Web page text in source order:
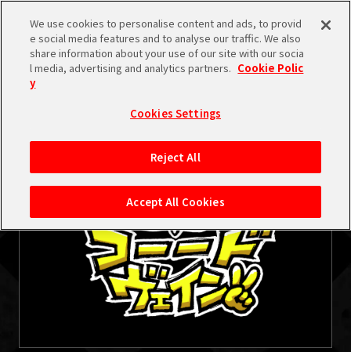
検索
みんなのコーードヴェイン✌
We use cookies to personalise content and ads, to provid
e social media features and to analyse our traffic. We also
share information about your use of our site with our socia
l media, advertising and analytics partners. Cookie Polic
y
Cookies Settings
Reject All
Accept All Cookies